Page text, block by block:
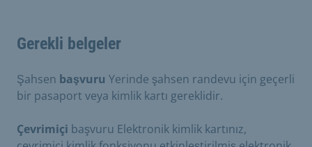
Gerekli belgeler
Şahsen başvuru Yerinde şahsen randevu için geçerli
bir pasaport veya kimlik kartı gereklidir.
Çevrimiçi başvuru Elektronik kimlik kartınız,